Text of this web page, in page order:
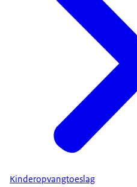
Kinderopvangtoeslag